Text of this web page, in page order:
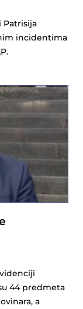
Patrisija
incidentima
44 predmeta
a